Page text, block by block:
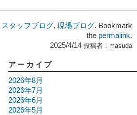
スタッフブログ, 現場ブログ. Bookmark
the permalink.
2025/4/14 投稿者： masuda
アーカイブ
2026年8月
2026年7月
2026年6月
2026年5月